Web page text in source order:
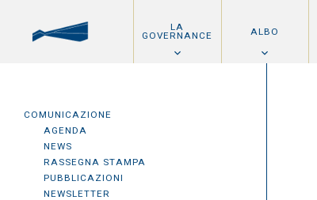
LA
GOVERNANCE ALBO
COMUNICAZIONE
AGENDA
NEWS
RASSEGNA STAMPA
PUBBLICAZIONI
NEWSLETTER